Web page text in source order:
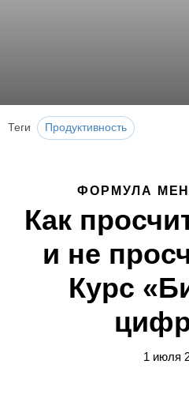
Теги Продуктивность
ФОРМУЛА
Как
и не
Курс
1 июля